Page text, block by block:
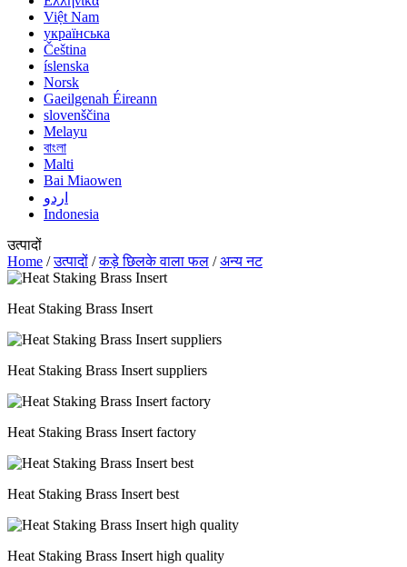
Việt Nam
українська
Čeština
íslenska
Norsk
Gaeilgenah Éireann
slovenščina
Melayu
বাংলা
Malti
Bai Miaowen
اردو
Indonesia
उत्पादों
Home /उत्पादों /कड़े छिलके वाला फल /अन्य नट
Heat Staking Brass Insert
Heat Staking Brass Insert suppliers
Heat Staking Brass Insert factory
Heat Staking Brass Insert best
Heat Staking Brass Insert high quality